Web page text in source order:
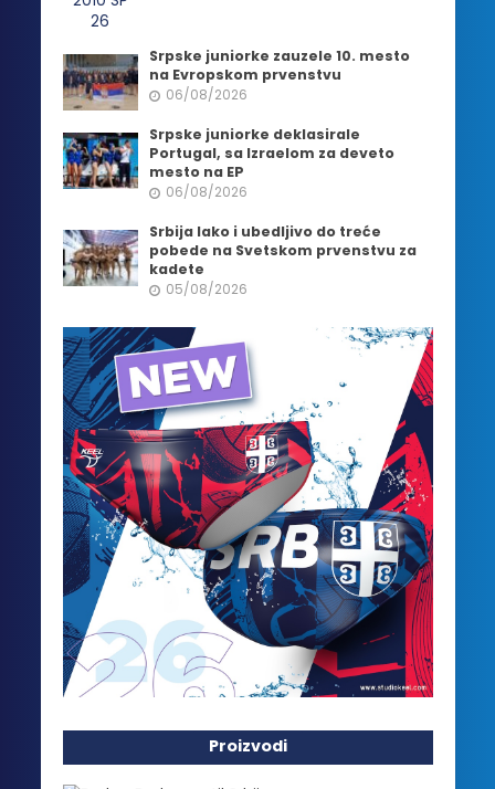
Srpske juniorke zauzele 10. mesto
na Evropskom prvenstvu
06/08/2026
Srpske juniorke deklasirale
Portugal, sa Izraelom za deveto
mesto na EP
06/08/2026
Srbija lako i ubedljivo do treće
pobede na Svetskom prvenstvu za
kadete
05/08/2026
Proizvodi